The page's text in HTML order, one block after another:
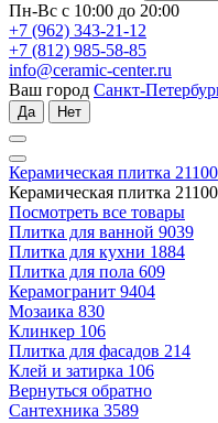
Пн-Вс с 10:00 до 20:00
+7 (962) 343-21-12
+7 (812) 985-58-85
info@ceramic-center.ru
Ваш город Санкт-
Да Нет
Керамическая плитка 21100
Керамическая плитка 21100
Посмотреть все товары
Плитка для ванной 9039
Плитка для кухни 1884
Плитка для пола 609
Керамогранит 9404
Мозаика 830
Клинкер 106
Плитка для фасадов 214
Клей и затирка 106
Вернуться обратно
Сантехника 3589